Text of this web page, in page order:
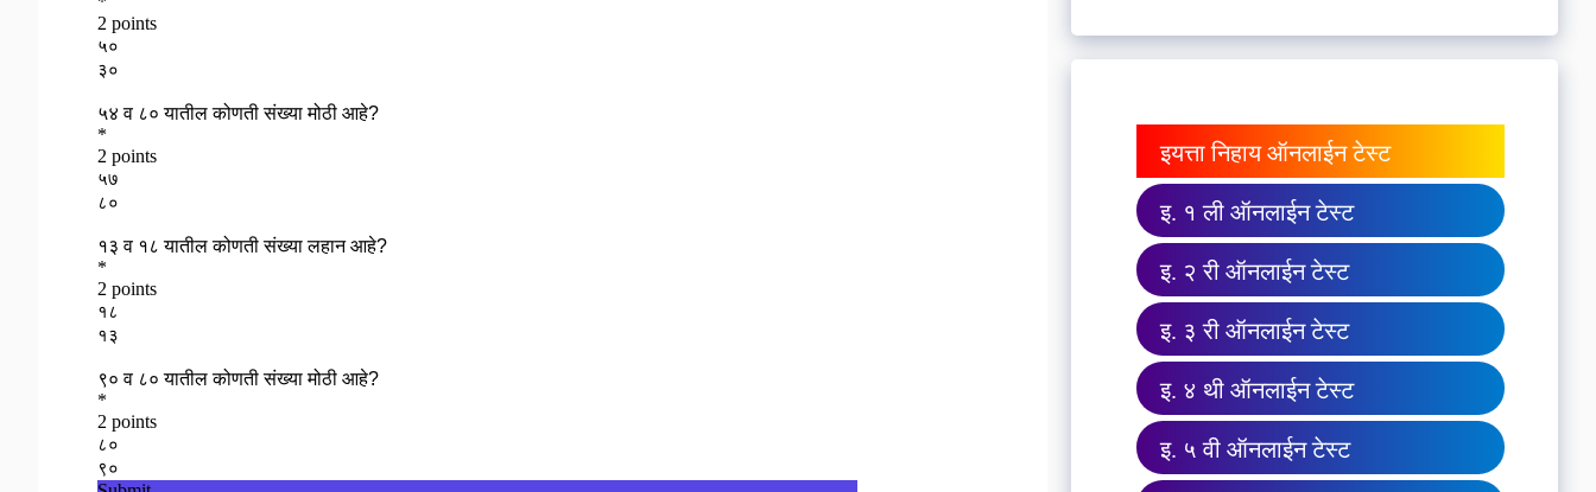
इयत्ता निहाय ऑनलाईन टेस्ट
इ. १ ली ऑनलाईन टेस्ट
इ. २ री ऑनलाईन टेस्ट
इ. ३ री ऑनलाईन टेस्ट
इ. ४ थी ऑनलाईन टेस्ट
इ. ५ वी ऑनलाईन टेस्ट